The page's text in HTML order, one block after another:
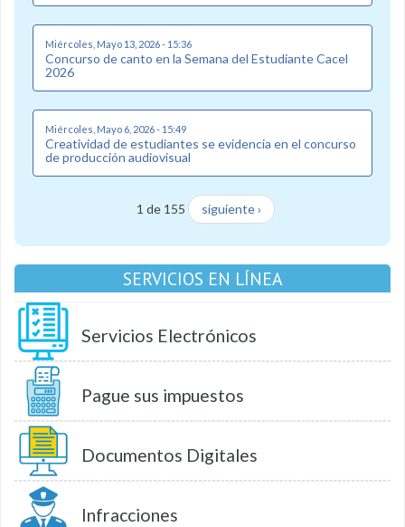
Miércoles, Mayo 13, 2026 - 15:36
Concurso de canto en la Semana del Estudiante Cacel
2026
Miércoles, Mayo 6, 2026 - 15:49
Creatividad de estudiantes se evidencia en el concurso
de producción audiovisual
1 de 155 siguiente ›
SERVICIOS EN LÍNEA
Servicios Electrónicos
Pague sus impuestos
Documentos Digitales
Infracciones